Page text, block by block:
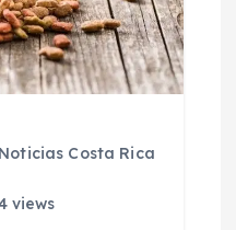
Noticias Costa Rica
views